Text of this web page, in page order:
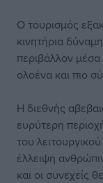
Ο τουρισμός
κινητήρια
περιβάλλον μέσα
ολοένα και πιο
Η διεθνής
ευρύτερη
του
έλλειψη
και οι συνεχείς